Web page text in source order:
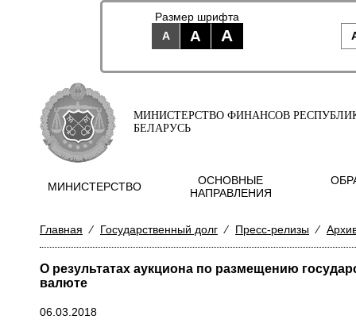
Размер шрифта
A
A A
МИНИСТЕРСТВО ФИНАНСОВ
БЕЛАРУСЬ
МИНИСТЕРСТВО
ОСНОВНЫЕ
НАПРАВЛЕНИЯ
Главная ⁄ Государственный долг ⁄ Пресс-релизы ⁄
О результатах аукциона по размещению
валюте
06.03.2018